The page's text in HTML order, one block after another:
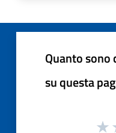
Quanto
su questa